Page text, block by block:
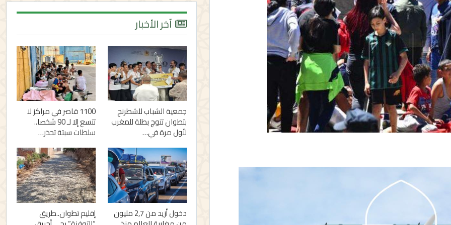
آخر الأخبار
جمعية الشباب للشطرنج
بتطوان تتوج بطلة للمغرب
لأول مرة في…
1100 قاصر في مراكز لا
تتسع إلا لـ 90 شخصا..
سلطات سبتة تحذر…
دخول أزيد من 2,7 مليون إقليم تطوان..طريق